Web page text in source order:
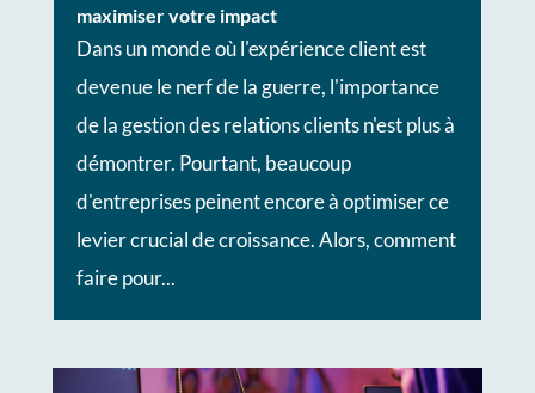
maximiser votre impact
Dans un monde où l'expérience client est
devenue le nerf de la guerre, l'importance
de la gestion des relations clients n'est plus à
démontrer. Pourtant, beaucoup
d'entreprises peinent encore à optimiser ce
levier crucial de croissance. Alors, comment
faire pour...